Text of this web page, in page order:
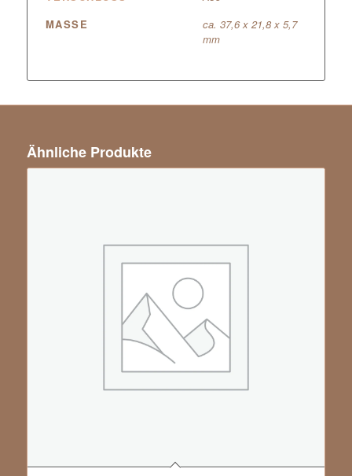
MASSE
ca. 37,6 x 21,8 x 5,7
mm
Ähnliche Produkte